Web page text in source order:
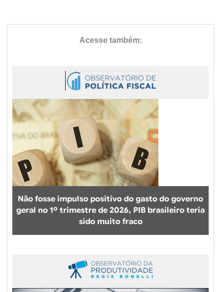
Não fosse impulso positivo do gasto do governo
geral no 1º trimestre de 2026, PIB brasileiro teria
sido muito fraco